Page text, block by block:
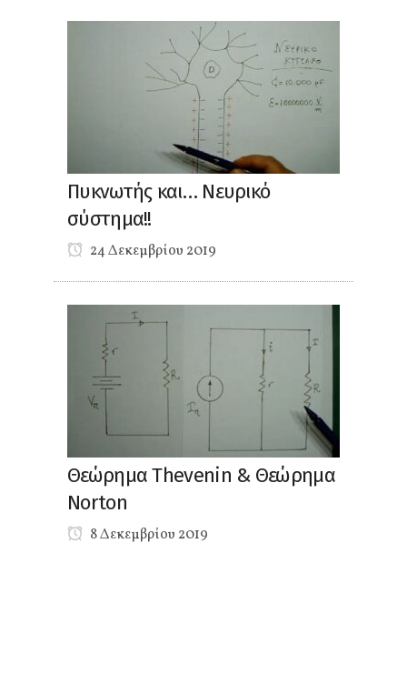
Πυκνωτής και… Νευρικό
σύστημα!!
24 Δεκεμβρίου 2019
Θεώρημα Thevenin & Θεώρημα
Norton
8 Δεκεμβρίου 2019